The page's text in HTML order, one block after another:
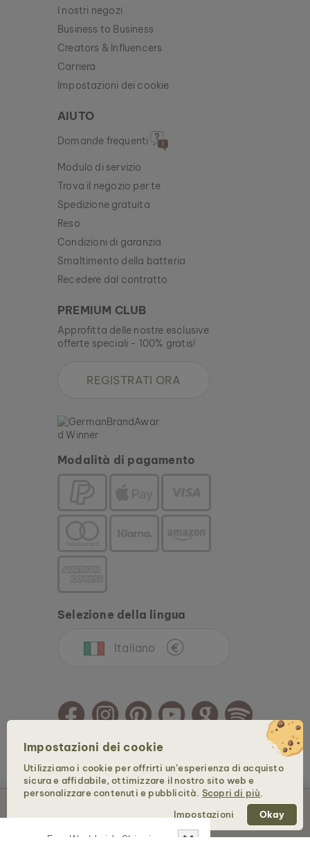
Impostazioni dei cookie
Utilizziamo i cookie per offrirti un’esperienza di acquisto
sicura e affidabile, ottimizzare il nostro sito web e
personalizzare contenuti e pubblicità. Scopri di più
Impostazioni
Okay
I nostri negozi
Business to Business
Creators & Influencers
Carriera
Impostazioni dei cookie
AIUTO
Domande frequenti
Modulo di servizio
Trova il negozio per te
Spedizione gratuita
Reso
Condizioni di garanzia
Smaltimento della batteria
Recedere dal contratto
PREMIUM CLUB
Approfitta delle nostre esclusive
offerte speciali - 100% gratis!
REGISTRATI ORA
Modalità di pagamento
Selezione della lingua
Italiano €
Copyright © 2026 Holzkern - un marchio della Time for Nature GmbH. Tutti i diritti
sono riservati.
✕
Free Worldwide Shipping
Esaurito